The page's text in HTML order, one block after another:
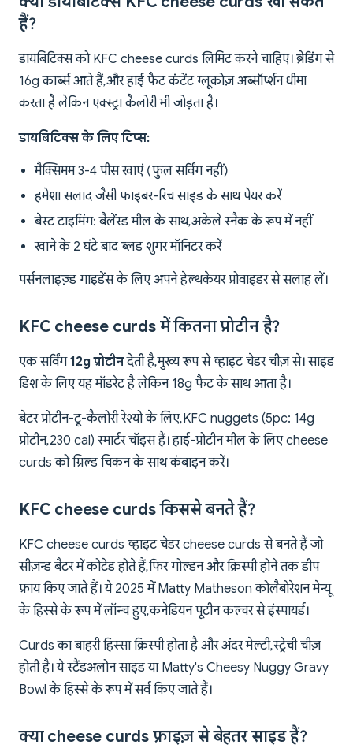
हैं?
डायबिटिक्स को KFC cheese curds लिमिट करने चाहिए। ब्रेडिंग से
16g कार्ब्स आते हैं, और हाई फैट कंटेंट ग्लूकोज़ अब्सॉर्प्शन धीमा
करता है लेकिन एक्स्ट्रा कैलोरी भी जोड़ता है।
डायबिटिक्स के लिए टिप्स:
मैक्सिमम 3-4 पीस खाएं (फुल सर्विंग नहीं)
हमेशा सलाद जैसी फाइबर-रिच साइड के साथ पेयर करें
बेस्ट टाइमिंग: बैलेंस्ड मील के साथ, अकेले स्नैक के रूप में नहीं
खाने के 2 घंटे बाद ब्लड शुगर मॉनिटर करें
पर्सनलाइज़्ड गाइडेंस के लिए अपने हेल्थकेयर प्रोवाइडर से सलाह लें।
KFC cheese curds में कितना प्रोटीन है?
एक सर्विंग12g प्रोटीनदेती है, मुख्य रूप से व्हाइट चेडर चीज़ से। साइड
डिश के लिए यह मॉडरेट है लेकिन 18g फैट के साथ आता है।
बेटर प्रोटीन-टू-कैलोरी रेश्यो के लिए, KFC nuggets (5pc: 14g
प्रोटीन, 230 cal) स्मार्टर चॉइस हैं। हाई-प्रोटीन मील के लिए cheese
curds को ग्रिल्ड चिकन के साथ कंबाइन करें।
KFC cheese curds किससे बनते हैं?
KFC cheese curds व्हाइट चेडर cheese curds से बनते हैं जो
सीज़न्ड बैटर में कोटेड होते हैं, फिर गोल्डन और क्रिस्पी होने तक डीप
फ्राय किए जाते हैं। ये 2025 में Matty Matheson कोलैबोरेशन मेन्यू
के हिस्से के रूप में लॉन्च हुए, कनेडियन पूटीन कल्चर से इंस्पायर्ड।
Curds का बाहरी हिस्सा क्रिस्पी होता है और अंदर मेल्टी, स्ट्रेची चीज़
होती है। ये स्टैंडअलोन साइड या Matty's Cheesy Nuggy Gravy
Bowl के हिस्से के रूप में सर्व किए जाते हैं।
क्या cheese curds फ्राइज़ से बेहतर साइड हैं?